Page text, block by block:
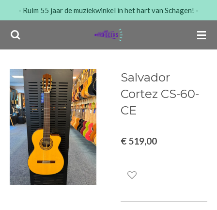
naar
de
- Ruim 55 jaar de muziekwinkel in het hart van Schagen! -
Salvador
Cortez CS-60-
CE
€ 519,00